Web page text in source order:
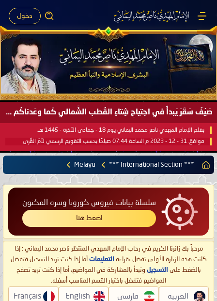
دخول
صَيْفُ سَقَرَ يَبدأُ في اجتياحِ شِتاءِ القُطبِ الشَّمالي كَما وعَدناكُم بالحقِّ لعَامِكم هذا (1445 هـ) ..
بقلم الإمام المهدي ناصر محمد اليماني يوم 18 - جمادى الآخرة - 1445 هـ
موافق 31 - 12 - 2023 م الساعة 07:44 صباحًا بحسب التقويم الرسمي لأمّ القُرى
*** International Section ***
Melayu
سلسلة بيانات فيروس كورونا وسره المكنون
اضغط هنا
مرحباً بك زائرنا الكريم في رحاب الإمام المهدي المنتظر ناصر محمد اليماني : إذا
كانت هذه الزيارة الأولى تفضل بقراءة التعليمات أما إذا كنت تريد التسجيل فتفضل
بالضغط على التسجيل وتبدأ بالمشاركة في المواضيع، أما إذا كنت تريد تصفح
المواضيع فتفضل باختيار القسم المناسب أسفله.
العربية فارسی English
Français